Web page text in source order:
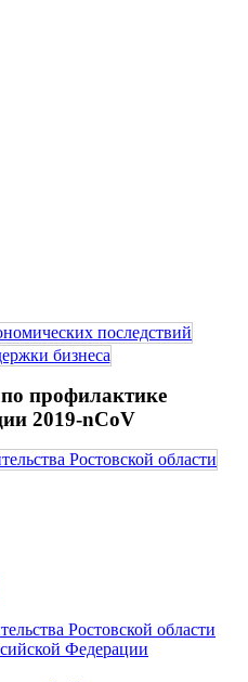
профилактике
2019-nCoV